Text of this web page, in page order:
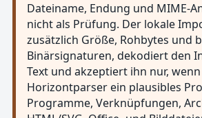
Dateiname, Endung und MIME-
nicht als Prüfung. Der lokale
zusätzlich Größe, Rohbytes und
Binärsignaturen, dekodiert den
Text und akzeptiert ihn nur,
Horizontparser ein plausibles
Programme, Verknüpfungen,